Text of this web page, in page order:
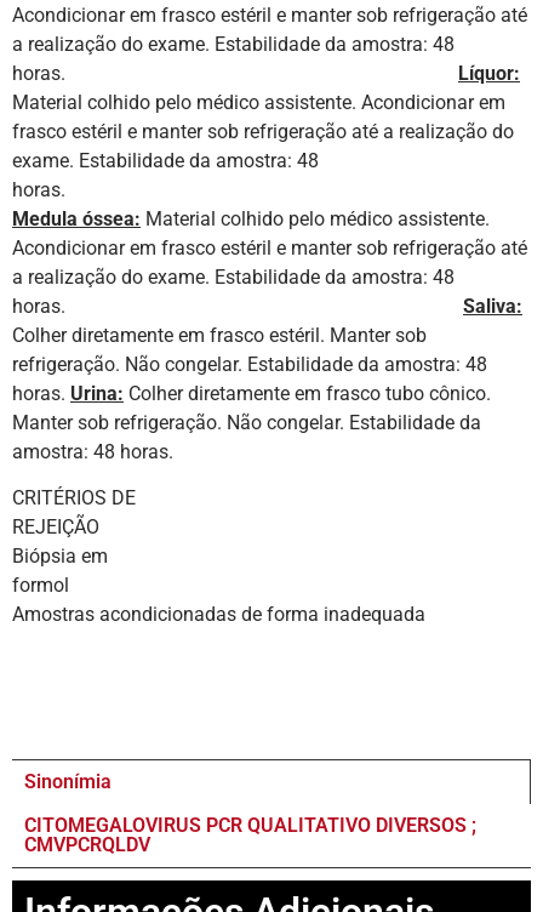
Acondicionar em frasco estéril e manter sob refrigeração até
a realização do exame. Estabilidade da amostra: 48
horas. Líquor:
Material colhido pelo médico assistente. Acondicionar em
frasco estéril e manter sob refrigeração até a realização do
exame. Estabilidade da amostra: 48
horas.
Medula óssea: Material colhido pelo médico assistente.
Acondicionar em frasco estéril e manter sob refrigeração até
a realização do exame. Estabilidade da amostra: 48
horas. Saliva:
Colher diretamente em frasco estéril. Manter sob
refrigeração. Não congelar. Estabilidade da amostra: 48
horas. Urina: Colher diretamente em frasco tubo cônico.
Manter sob refrigeração. Não congelar. Estabilidade da
amostra: 48 horas.
CRITÉRIOS DE
Biópsia em
Amostras acondicionadas de forma inadequada
Sinonímia
CITOMEGALOVIRUS PCR QUALITATIVO DIVERSOS ;
CMVPCRQLDV